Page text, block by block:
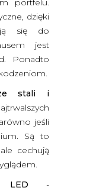
portfelu.
dzięki
się do
jest
Ponadto
ze stali i
jeśli
Są to
cechują
LED -